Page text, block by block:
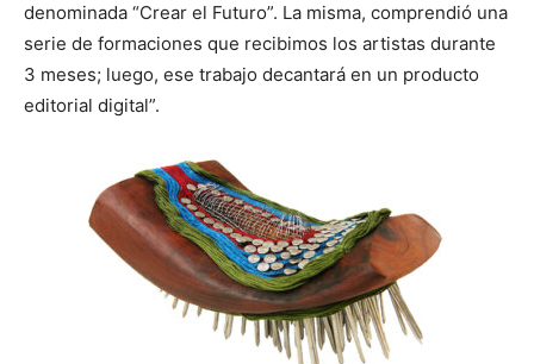
denominada “Crear el Futuro”. La misma, comprendió una
serie de formaciones que recibimos los artistas durante
3 meses; luego, ese trabajo decantará en un producto
editorial digital”.